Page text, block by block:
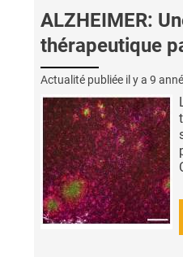
ALZHEIMER:
thérapeutique
Actualité publiée il y a 9